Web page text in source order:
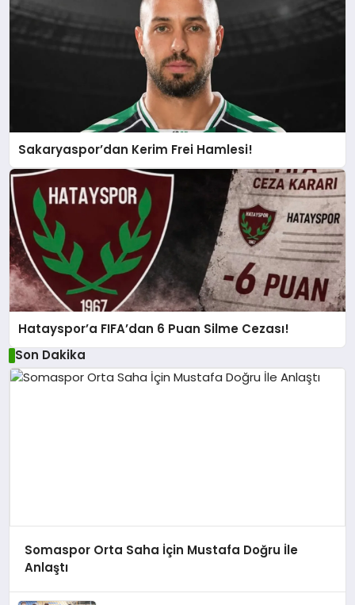
Sakaryaspor’dan Kerim Frei Hamlesi!
Hatayspor’a FIFA’dan 6 Puan Silme Cezası!
Son Dakika
Somaspor Orta Saha İçin Mustafa Doğru İle
Anlaştı